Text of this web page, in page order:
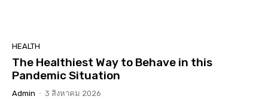
HEALTH
The Healthiest Way to Behave in this
Pandemic Situation
Admin - 3 สิงหาคม 2026